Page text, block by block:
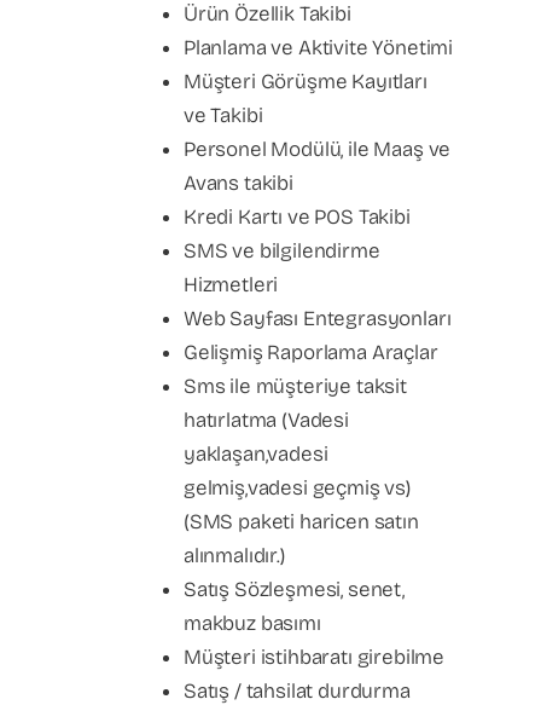
Ürün Özellik Takibi
Planlama ve Aktivite Yönetimi
Müşteri Görüşme Kayıtları
ve Takibi
Personel Modülü, ile Maaş ve
Avans takibi
Kredi Kartı ve POS Takibi
SMS ve bilgilendirme
Hizmetleri
Web Sayfası Entegrasyonları
Gelişmiş Raporlama Araçlar
Sms ile müşteriye taksit
hatırlatma (Vadesi
yaklaşan,vadesi
gelmiş,vadesi geçmiş vs)
(SMS paketi haricen satın
alınmalıdır.)
Satış Sözleşmesi, senet,
makbuz basımı
Müşteri istihbaratı girebilme
Satış / tahsilat durdurma